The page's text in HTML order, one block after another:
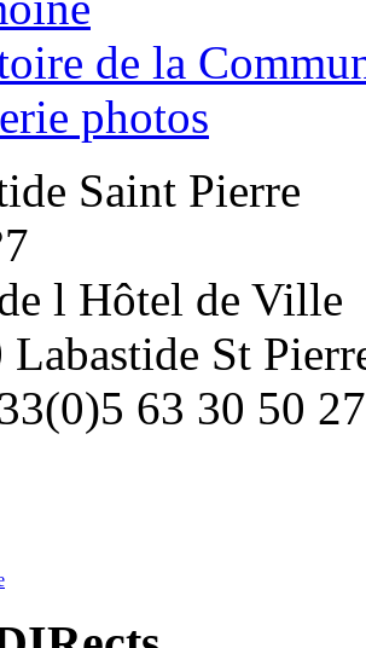
de la
photos
Saint Pierre
l Hôtel de Ville
Labastide St
63 30 50 27